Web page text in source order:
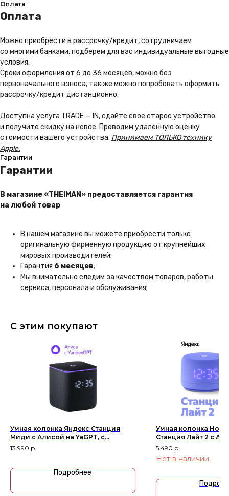
Оплата
Оплата
Можно приoбрести в рассрочку/кредит, сотрудничаем
со многими банками, подберем для вас индивидуальные выгодные
условия.
Сроки оформления от 6 до 36 месяцев, можно без
первоначального взноса, так же можно попробовать оформить
рассрочку/кредит дистанционно.
Доступна услуга TRADE — IN, сдайте свое старое устройство
и получите скидку на новое. Проводим удаленную оценку
стоимости вашего устройства. Принимаем ТОЛЬКО технику
Apple.
Гарантии
Гарантии
В магазине «THEIMAN» предоставляется гарантия
на любой товар
В нашем магазине вы можете приобрести только
оригинальную фирменную продукцию от крупнейших
мировых производителей;
Гарантия 6 месяцев;
Мы внимательно следим за качеством товаров, работы
сервиса, персонала и обслуживания;
С этим покупают
Умная колонка Яндекс Станция
Миди с Алисой на YaGPT, с
Zigbee™, 24Вт, Черный
13 990 р.
Подробнее
Умная колонка
Станция Лайт 2 с
Фиолетовый
5 490 р.
Нет в наличии
Почему THEIMAN
Трейд-ин
Профессиональные
1 год гарантии
Получайте баллы с каждой
покупки, и совершайте
следующие с максимальной
выгодой
На всю технику в нашем
магазине, Вы получаете
Наши специалисты помогут Вам
и расскажут Вам про него
при сдаче своего старого
гаджета
Присоединиться